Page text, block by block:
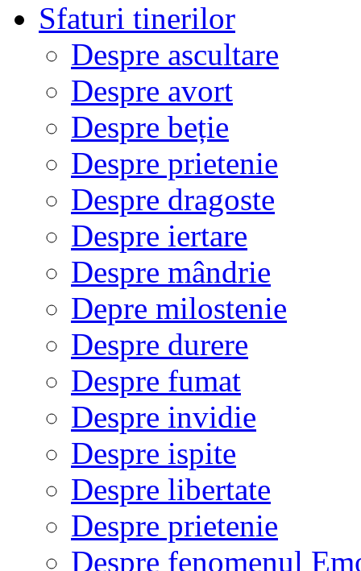
Sfaturi tinerilor
Despre ascultare
Despre avort
Despre beție
Despre prietenie
Despre dragoste
Despre iertare
Despre mândrie
Depre milostenie
Despre durere
Despre fumat
Despre invidie
Despre ispite
Despre libertate
Despre prietenie
Despre fenomenul